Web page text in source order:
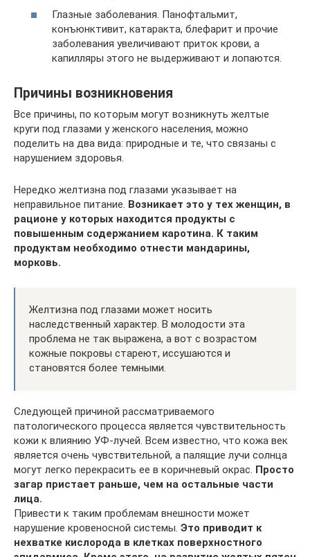
Глазные заболевания. Панофтальмит,
конъюнктивит, катаракта, блефарит и прочие
заболевания увеличивают приток крови, а
капилляры этого не выдерживают и лопаются.
Причины возникновения
Все причины, по которым могут возникнуть желтые
круги под глазами у женского населения, можно
поделить на два вида: природные и те, что связаны с
нарушением здоровья.
Нередко желтизна под глазами указывает на
неправильное питание. Возникает это у тех женщин, в
рационе у которых находится продукты с
повышенным содержанием каротина. К таким
продуктам необходимо отнести мандарины,
морковь.
Желтизна под глазами может носить
наследственный характер. В молодости эта
проблема не так выражена, а вот с возрастом
кожные покровы стареют, иссушаются и
становятся более темными.
Следующей причиной рассматриваемого
патологического процесса является чувствительность
кожи к влиянию УФ-лучей. Всем известно, что кожа век
является очень чувствительной, а палящие лучи солнца
могут легко перекрасить ее в коричневый окрас. Просто
загар пристает раньше, чем на остальные части
лица.
Привести к таким проблемам внешности может
нарушение кровеносной системы. Это приводит к
нехватке кислорода в клетках поверхностного